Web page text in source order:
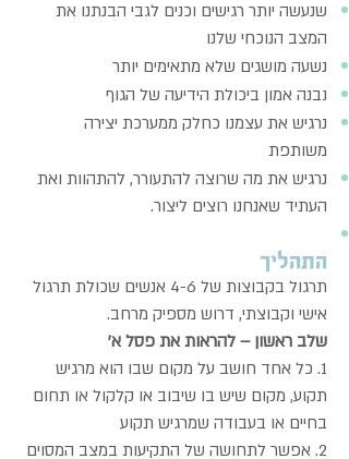
שנעשה יותר רגישים וכנים לגבי הבנתנו את
המצב הנוכחי שלנו
נשעה מושגים שלא מתאימים יותר
נבנה אמון ביכולת הידיעה של הגוף
נרגיש את עצמנו כחלק ממערכת יצירה
משותפת
נרגיש את מה שרוצה להתעורר, להתהוות ואת
העתיד שאנחנו רוצים ליצור.
התהליך
תרגול בקבוצות של 4-6 אנשים שכולת תרגול
אישי וקבוצתי, דרוש מספיק מרחב.
שלב ראשון – להראות את פסל א'
1. כל אחד חושב על מקום שבו הוא מרגיש
תקוע, מקום שיש בו שיבוב או קלקול או תחום
בחיים או בעבודה שמרגיש תקוע
2. אפשר לתחושה של התקיעות במצב המסוים